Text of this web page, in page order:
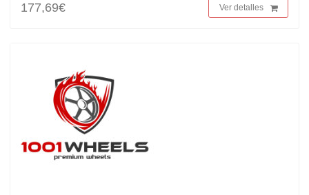
177,69€
Ver detalles